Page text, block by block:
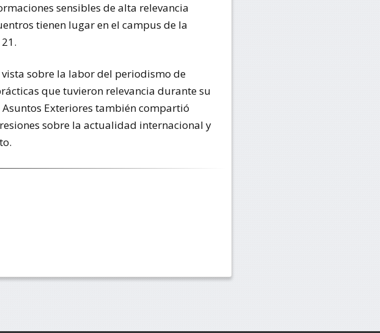
sensibles de alta relevancia
tienen lugar en el campus de la
vista sobre la labor del periodismo de
que tuvieron relevancia durante su
Exteriores también compartió
sobre la actualidad internacional y